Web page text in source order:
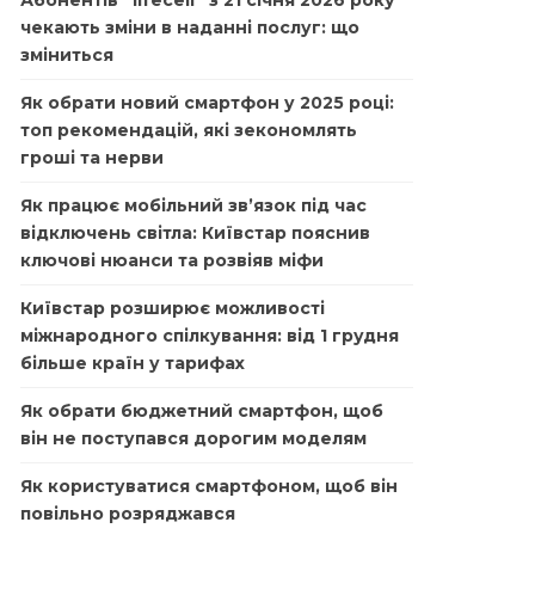
чекають зміни в наданні послуг: що
зміниться
Як обрати новий смартфон у 2025 році:
топ рекомендацій, які зекономлять
гроші та нерви
Як працює мобільний зв’язок під час
відключень світла: Київстар пояснив
ключові нюанси та розвіяв міфи
Київстар розширює можливості
міжнародного спілкування: від 1 грудня
більше країн у тарифах
Як обрати бюджетний смартфон, щоб
він не поступався дорогим моделям
Як користуватися смартфоном, щоб він
повільно розряджався